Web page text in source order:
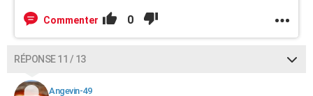
Commenter 0
RÉPONSE 11 / 13
Angevin-49